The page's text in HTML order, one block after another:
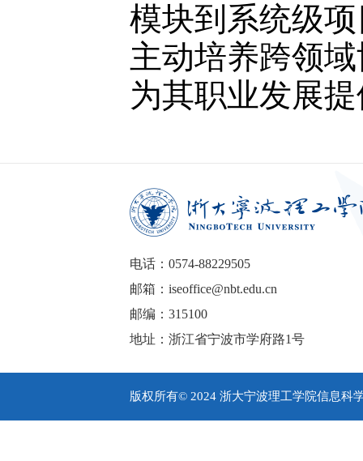
模块到系统级
主动培养跨领
为其职业发展
电话：0574-88229505
邮箱：iseoffice@nbt.edu.cn
邮编：315100
地址：浙江省宁波市学府路1号
版权所有© 2024 浙大宁波理工学院信息科